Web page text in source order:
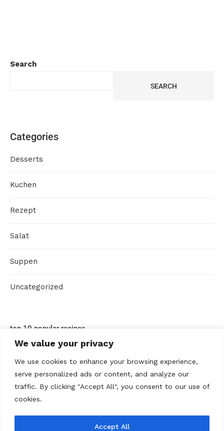
We value your privacy
We use cookies to enhance your browsing experience,
serve personalized ads or content, and analyze our
traffic. By clicking "Accept All", you consent to our use of
cookies.
Accept All
Search
SEARCH
Categories
Desserts
Kuchen
Rezept
Salat
Suppen
Uncategorized
top 10 popular recipes